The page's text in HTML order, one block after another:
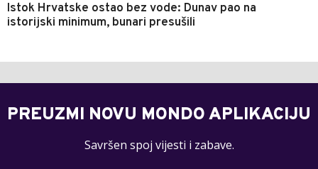
Istok Hrvatske ostao bez vode: Dunav pao na
istorijski minimum, bunari presušili
PREUZMI NOVU MONDO APLIKACIJU
Savršen spoj vijesti i zabave.